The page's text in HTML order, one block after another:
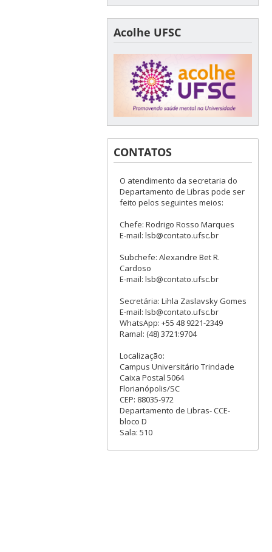
Acolhe UFSC
CONTATOS
O atendimento da secretaria do
Departamento de Libras pode ser
feito pelos seguintes meios:
Chefe: Rodrigo Rosso Marques
E-mail: lsb@contato.ufsc.br
Subchefe: Alexandre Bet R.
Cardoso
E-mail: lsb@contato.ufsc.br
Secretária: Lihla Zaslavsky Gomes
E-mail: lsb@contato.ufsc.br
WhatsApp: +55 48 9221-2349
Ramal: (48) 3721:9704
Localização:
Campus Universitário Trindade
Caixa Postal 5064
Florianópolis/SC
CEP: 88035-972
Departamento de Libras- CCE-
bloco D
Sala: 510